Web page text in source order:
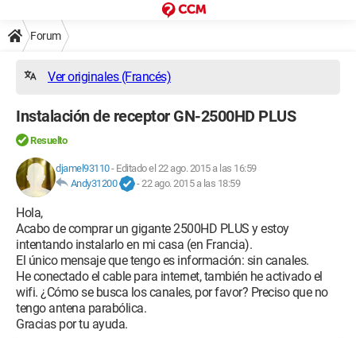
Forum
Ver originales (Francés)
Instalación de receptor GN-2500HD PLUS
Resuelto
djamel93110- Editado el 22 ago. 2015 a las 16:59
Andy31200
-22 ago. 2015 a las 18:59
Hola,
Acabo de comprar un gigante 2500HD PLUS y estoy
intentando instalarlo en mi casa (en Francia).
El único mensaje que tengo es información: sin canales.
He conectado el cable para internet, también he activado el
wifi. ¿Cómo se busca los canales, por favor? Preciso que no
tengo antena parabólica.
Gracias por tu ayuda.